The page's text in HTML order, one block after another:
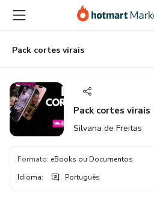
para
conteúdo
principal
para
pagamento
para
rodapé
Pack cortes virais
Pack cortes virais
Silvana de Freitas
Formato: eBooks ou Documentos
Idioma: Português